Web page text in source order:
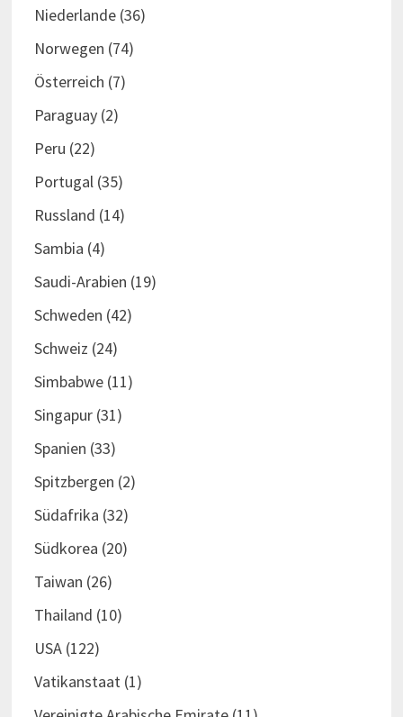
Niederlande(36)
Norwegen (74)
Österreich (7)
Paraguay(2)
Peru (22)
Portugal (35)
Russland (14)
Sambia (4)
Saudi-Arabien (19)
Schweden (42)
Schweiz (24)
Simbabwe(11)
Singapur(31)
Spanien (33)
Spitzbergen (2)
Südafrika (32)
Südkorea (20)
Taiwan (26)
Thailand (10)
USA(122)
Vatikanstaat (1)